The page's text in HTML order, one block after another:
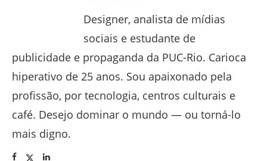
Designer, analista de mídias
sociais e estudante de
publicidade e propaganda da PUC-Rio. Carioca
hiperativo de 25 anos. Sou apaixonado pela
profissão, por tecnologia, centros culturais e
café. Desejo dominar o mundo — ou torná-lo
mais digno.